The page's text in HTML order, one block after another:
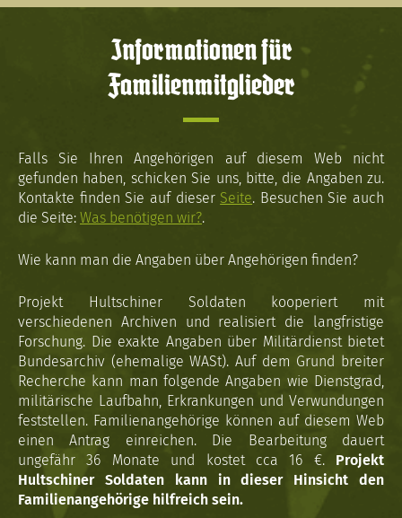
Informationen für
Familienmitglieder
Falls Sie Ihren Angehörigen auf diesem Web nicht
gefunden haben, schicken Sie uns, bitte, die Angaben zu.
Kontakte finden Sie auf dieser Seite. Besuchen Sie auch
die Seite: Was benötigen wir?.
Wie kann man die Angaben über Angehörigen finden?
Projekt Hultschiner Soldaten kooperiert mit
verschiedenen Archiven und realisiert die langfristige
Forschung. Die exakte Angaben über Militärdienst bietet
Bundesarchiv (ehemalige WASt). Auf dem Grund breiter
Recherche kann man folgende Angaben wie Dienstgrad,
militärische Laufbahn, Erkrankungen und Verwundungen
feststellen. Familienangehörige können auf diesem Web
einen Antrag einreichen. Die Bearbeitung dauert
ungefähr 36 Monate und kostet cca 16 €. Projekt
Hultschiner Soldaten kann in dieser Hinsicht den
Familienangehörige hilfreich sein.